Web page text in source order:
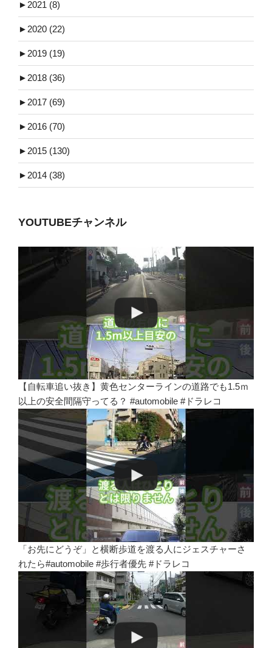
► 2021 (8)
► 2020 (22)
► 2019 (19)
► 2018 (36)
► 2017 (69)
► 2016 (70)
► 2015 (130)
► 2014 (38)
YOUTUBEチャンネル
【自転車追い抜き】黄色センターラインの道路でも1.5ｍ
以上の安全間隔守ってる？ #automobile #ドラレコ
「お先にどうぞ」と横断歩道を渡る人にジェスチャーさ
れたら#automobile #歩行者優先 #ドラレコ